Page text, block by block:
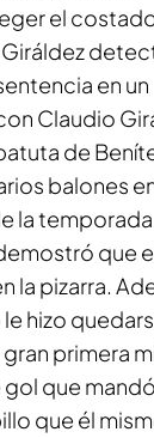
el
en un
Claudio
de
balones
la
que
la pizarra.
hizo
primera
gol que
que él